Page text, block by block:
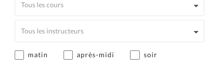
matin après-midi soir